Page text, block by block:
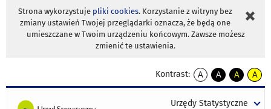
Strona wykorzystuje pliki cookies. Korzystanie z witryny bez
zmiany ustawień Twojej przeglądarki oznacza, że będą one
umieszczane w Twoim urządzeniu końcowym. Zawsze możesz
zmienić te ustawienia.
Kontrast:
A
kontrast
A
kontrast
tekst
A
kontrast
tekst
A
tekst
Urzędy Statystyczne